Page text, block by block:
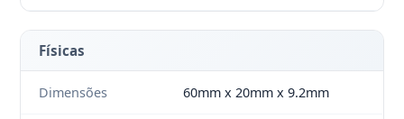
Físicas
Dimensões 60mm x 20mm x 9.2mm